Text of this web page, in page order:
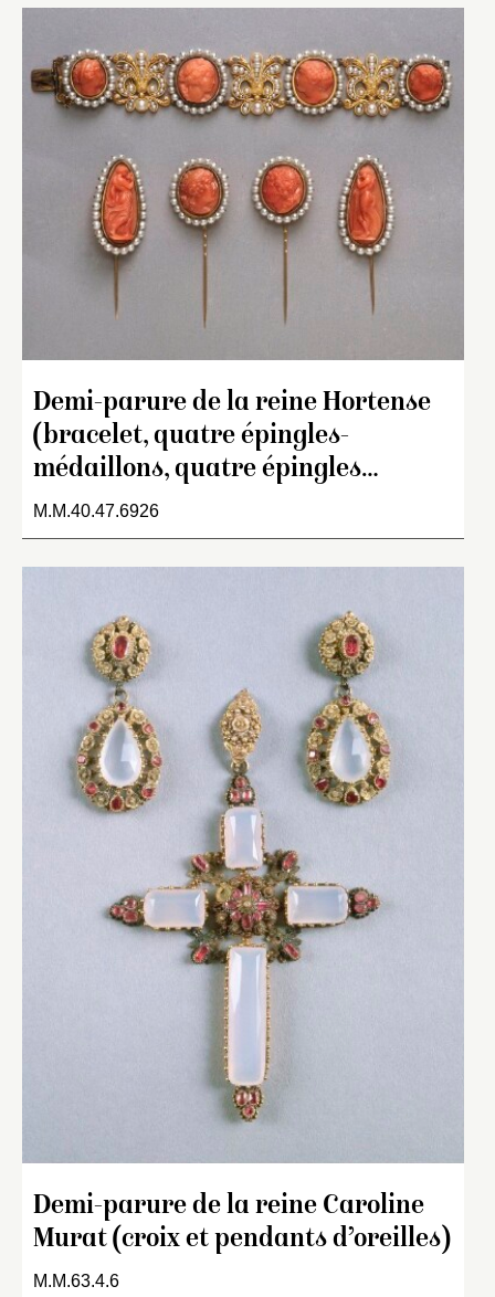
Demi-parure de la reine Hortense
(bracelet, quatre épingles-
médaillons, quatre épingles…
M.M.40.47.6926
Demi-parure de la reine Caroline
Murat (croix et pendants d’oreilles)
M.M.63.4.6